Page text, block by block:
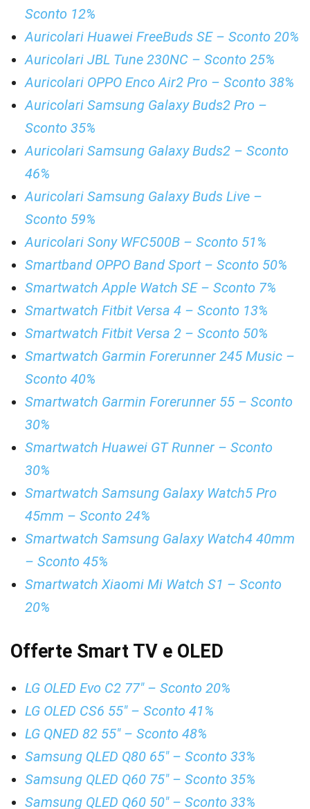
Sconto 12%
Auricolari Huawei FreeBuds SE – Sconto 20%
Auricolari JBL Tune 230NC – Sconto 25%
Auricolari OPPO Enco Air2 Pro – Sconto 38%
Auricolari Samsung Galaxy Buds2 Pro –
Sconto 35%
Auricolari Samsung Galaxy Buds2 – Sconto
46%
Auricolari Samsung Galaxy Buds Live –
Sconto 59%
Auricolari Sony WFC500B – Sconto 51%
Smartband OPPO Band Sport – Sconto 50%
Smartwatch Apple Watch SE – Sconto 7%
Smartwatch Fitbit Versa 4 – Sconto 13%
Smartwatch Fitbit Versa 2 – Sconto 50%
Smartwatch Garmin Forerunner 245 Music –
Sconto 40%
Smartwatch Garmin Forerunner 55 – Sconto
30%
Smartwatch Huawei GT Runner – Sconto
30%
Smartwatch Samsung Galaxy Watch5 Pro
45mm – Sconto 24%
Smartwatch Samsung Galaxy Watch4 40mm
– Sconto 45%
Smartwatch Xiaomi Mi Watch S1 – Sconto
20%
Offerte Smart TV e OLED
LG OLED Evo C2 77″ – Sconto 20%
LG OLED CS6 55″ – Sconto 41%
LG QNED 82 55″ – Sconto 48%
Samsung QLED Q80 65″ – Sconto 33%
Samsung QLED Q60 75″ – Sconto 35%
Samsung QLED Q60 50″ – Sconto 33%